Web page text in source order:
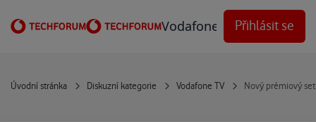
Vodafone Techforum
Přihlásit se
Úvodní stránka Diskuzní kategorie Vodafone TV Nový prémiový